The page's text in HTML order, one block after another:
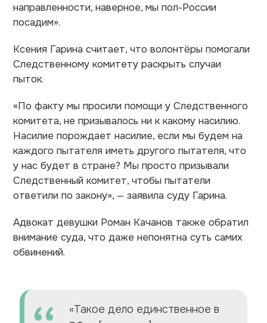
направленности, наверное, мы пол-России
посадим».
Ксения Гарина считает, что волонтёры помогали
Следственному комитету раскрыть случаи
пыток.
«По факту мы просили помощи у Следственного
комитета, не призывалось ни к какому насилию.
Насилие порождает насилие, если мы будем на
каждого пытателя иметь другого пытателя, что
у нас будет в стране? Мы просто призывали
Следственный комитет, чтобы пытатели
ответили по закону», — заявила суду Гарина.
Адвокат девушки Роман Качанов также обратил
внимание суда, что даже непонятна суть самих
обвинений.
«Такое дело единственное в